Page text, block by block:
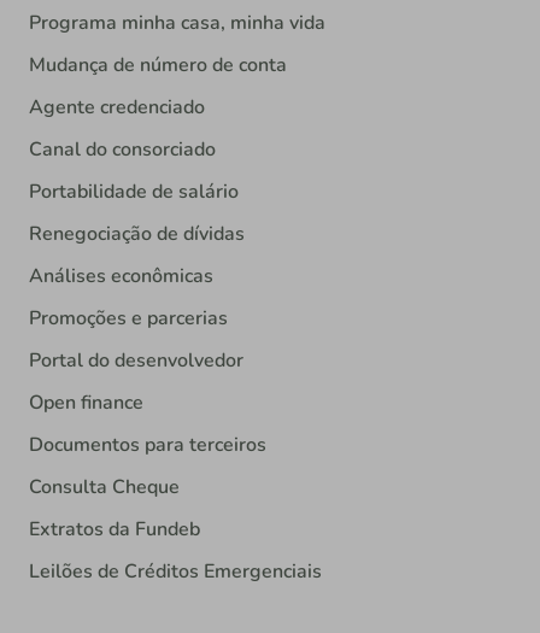
Programa minha casa, minha vida
Mudança de número de conta
Agente credenciado
Canal do consorciado
Portabilidade de salário
Renegociação de dívidas
Análises econômicas
Promoções e parcerias
Portal do desenvolvedor
Open finance
Documentos para terceiros
Consulta Cheque
Extratos da Fundeb
Leilões de Créditos Emergenciais